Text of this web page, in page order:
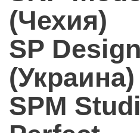
(Чехия)
SP
(Украина)
SPM